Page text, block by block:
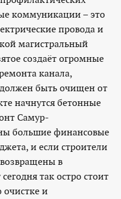
коммуникации – это
провода и
магистральный
создаёт огромные
канала,
быть очищен от
начнутся бетонные
Самур-
большие финансовые
и если строители
возвращены в
так остро стоит
очистке и